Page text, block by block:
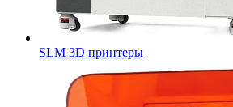
SLM 3D принтеры